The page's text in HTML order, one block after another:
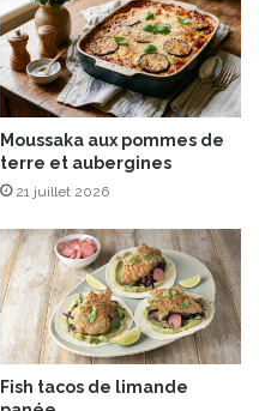
Moussaka aux pommes de
terre et aubergines
21 juillet 2026
Fish tacos de limande